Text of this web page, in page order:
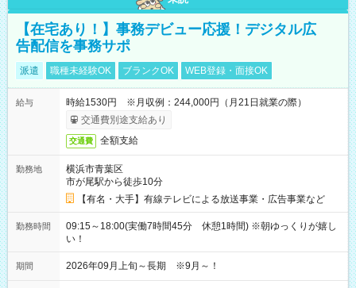
【在宅あり！】事務デビュー応援！デジタル広
告配信を事務サポ
派遣 職種未経験OK ブランクOK WEB登録・面接OK
給与
時給1530円 ※月収例：244,000円（月21日就業の際）
交通費別途支給あり
交通費 全額支給
勤務地
横浜市青葉区
市が尾駅から徒歩10分
【有名・大手】有線テレビによる放送事業・広告事業など
勤務時間
09:15～18:00(実働7時間45分 休憩1時間) ※朝ゆっくりが嬉し
い！
期間 2026年09月上旬～長期 ※9月～！